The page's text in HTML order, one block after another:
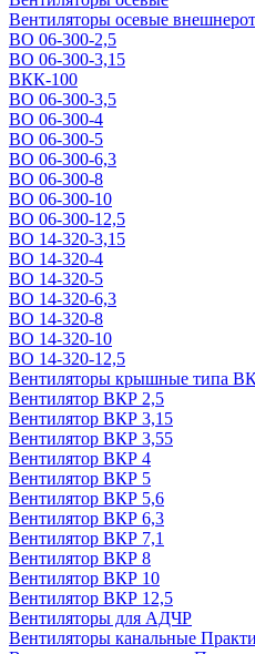
Вентиляторы осевые
ВО 06-300-2,5
ВО 06-300-3,15
ВКК-100
ВО 06-300-3,5
ВО 06-300-4
ВО 06-300-5
ВО 06-300-6,3
ВО 06-300-8
ВО 06-300-10
ВО 06-300-12,5
ВО 14-320-3,15
ВО 14-320-4
ВО 14-320-5
ВО 14-320-6,3
ВО 14-320-8
ВО 14-320-10
ВО 14-320-12,5
Вентиляторы крышные типа
Вентилятор ВКР 2,5
Вентилятор ВКР 3,15
Вентилятор ВКР 3,55
Вентилятор ВКР 4
Вентилятор ВКР 5
Вентилятор ВКР 5,6
Вентилятор ВКР 6,3
Вентилятор ВКР 7,1
Вентилятор ВКР 8
Вентилятор ВКР 10
Вентилятор ВКР 12,5
Вентиляторы для АДЧР
Вентиляторы канальные